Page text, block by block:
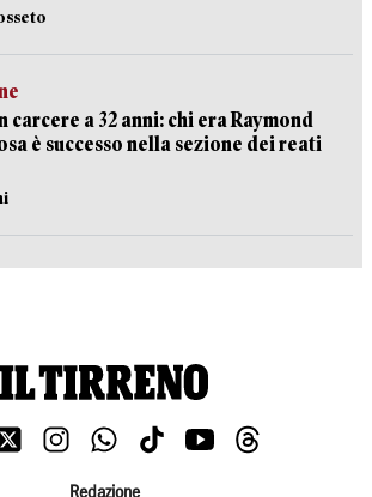
carcere a 32 anni: chi era Raymond
è successo nella sezione dei reati
Redazione